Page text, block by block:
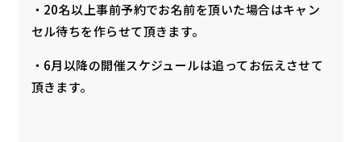
・20名以上事前予約でお名前を頂いた場合はキャン
セル待ちを作らせて頂きます。
・6月以降の開催スケジュールは追ってお伝えさせて
頂きます。